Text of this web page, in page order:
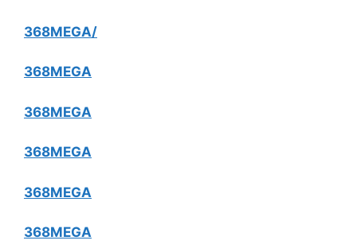
368MEGA/
368MEGA
368MEGA
368MEGA
368MEGA
368MEGA